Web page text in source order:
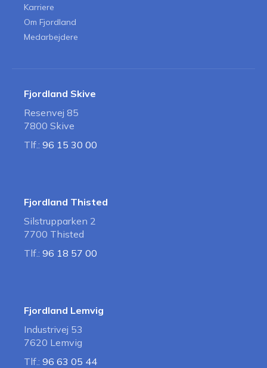
Karriere
Om Fjordland
Medarbejdere
Fjordland Skive
Resenvej 85
7800 Skive
Tlf.: 96 15 30 00
Fjordland Thisted
Silstrupparken 2
7700 Thisted
Tlf.: 96 18 57 00
Fjordland Lemvig
Industrivej 53
7620 Lemvig
Tlf.: 96 63 05 44